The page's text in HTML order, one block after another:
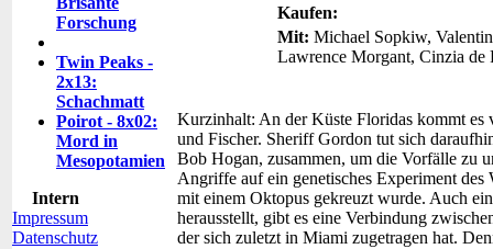
Forschung
Twin Peaks -
2x13:
Schachmatt
Poirot - 8x02:
Mord in
Mesopotamien
Intern
Impressum
Datenschutz
Kaufen:
Mit: Michael Sopkiw,
Lawrence Morgant, Cinzia de
Kurzinhalt: An der Küste Floridas kommt es
und Fischer. Sheriff Gordon tut sich
Bob Hogan, zusammen, um die Vorfälle zu
Angriffe auf ein genetisches Experiment
mit einem Oktopus gekreuzt wurde. Auch
herausstellt, gibt es eine Verbindung
der sich zuletzt in Miami zugetragen hat.